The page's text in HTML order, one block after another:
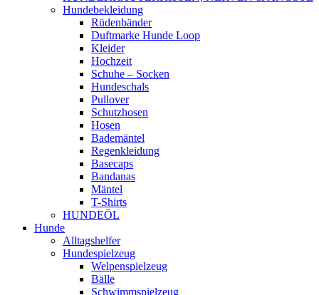
Hundebekleidung
Rüdenbänder
Duftmarke Hunde Loop
Kleider
Hochzeit
Schuhe – Socken
Hundeschals
Pullover
Schutzhosen
Hosen
Bademäntel
Regenkleidung
Basecaps
Bandanas
Mäntel
T-Shirts
HUNDEÖL
Hunde
Alltagshelfer
Hundespielzeug
Welpenspielzeug
Bälle
Schwimmspielzeug